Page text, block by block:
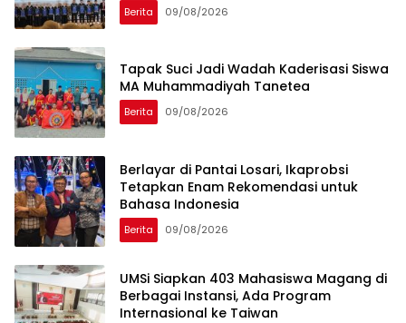
Berita 09/08/2026
Tapak Suci Jadi Wadah Kaderisasi Siswa
MA Muhammadiyah Tanetea
Berita 09/08/2026
Berlayar di Pantai Losari, Ikaprobsi
Tetapkan Enam Rekomendasi untuk
Bahasa Indonesia
Berita 09/08/2026
UMSi Siapkan 403 Mahasiswa Magang di
Berbagai Instansi, Ada Program
Internasional ke Taiwan